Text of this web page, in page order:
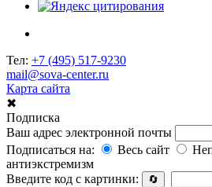
Тел: +7 (495) 517-9230
mail@sova-center.ru
Карта сайта
✖
Подписка
Ваш адрес электронной почты
Подписаться на:
Весь сайт
антиэкстремизм
Введите код с картинки:
🔄